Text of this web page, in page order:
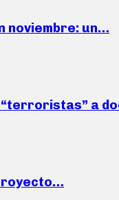
noviembre: un…
“terroristas” a